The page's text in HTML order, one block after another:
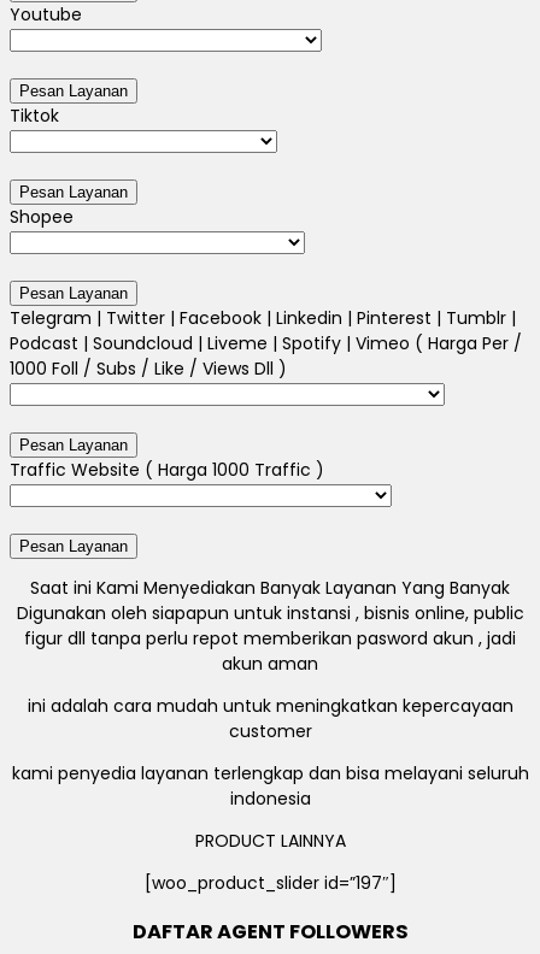
Youtube
Tiktok
Shopee
Telegram | Twitter | Facebook | Linkedin | Pinterest | Tumblr |
Podcast | Soundcloud | Liveme | Spotify | Vimeo ( Harga Per /
1000 Foll / Subs / Like / Views Dll )
Traffic Website ( Harga 1000 Traffic )
Saat ini Kami Menyediakan Banyak Layanan Yang Banyak
Digunakan oleh siapapun untuk instansi , bisnis online, public
figur dll tanpa perlu repot memberikan pasword akun , jadi
akun aman
ini adalah cara mudah untuk meningkatkan kepercayaan
customer
kami penyedia layanan terlengkap dan bisa melayani seluruh
indonesia
PRODUCT LAINNYA
[woo_product_slider id=”197″]
DAFTAR AGENT FOLLOWERS